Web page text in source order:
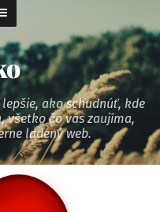
ako schudnúť, kde
všetko čo vás zaujíma,
ladený web.